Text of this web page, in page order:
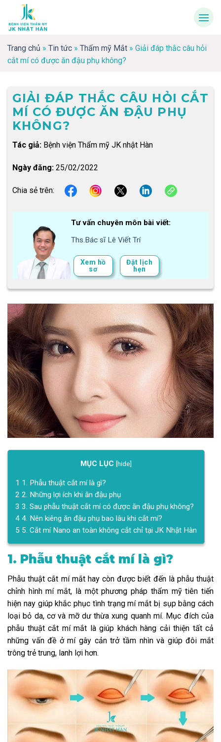
content
Trang chủ » Tin tức » Thẩm mỹ Mắt » Giải đáp thắc câu hỏi
cắt mí có được ăn đậu phụ không?
GIẢI ĐÁP THẮC CÂU HỎI CẮT
MÍ CÓ ĐƯỢC ĂN ĐẬU PHỤ
KHÔNG?
Tác giả:Bệnh viện Thẩm mỹ JK nhật Hàn
Ngày đăng:25/02/2022
Chia sẻ trên:
Tư vấn chuyên môn bài viết:
Ths.Bác sĩ Lê Viết Trí
Xem hồ
sơ
Đặt lịch
hẹn
MỤC LỤC [hide]
1 1. Phẫu thuật cắt mí là gì?
2 2. Những lợi ích khi ăn đậu phụ
3 3. Sau phẫu thuật cắt mí có được ăn đậu phụ không?
4 4. Nên kiêng ăn đậu phụ bao lâu khi cắt mí?
5 5. Cắt mí Nano an toàn không cắt chỉ tại JK Nhật Hàn
1. Phẫu thuật cắt mí là gì?
Phẫu thuật cắt mí mắt hay còn được biết đến là phẫu thuật
chỉnh hình mí mắt, là một phương pháp thẩm mỹ tiên tiến
hiện nay giúp khắc phục tình trạng mí mắt bị sụp bằng cách
loại bỏ da, cơ và mỡ dư thừa xung quanh mí. Mục đích của
phẫu thuật cắt mí mắt là giúp khách hàng cải thiện tất cả
những vấn đề ở mí gây cản trở tầm nhìn và giúp đôi mắt
trông trẻ trung, lanh lợi hơn.